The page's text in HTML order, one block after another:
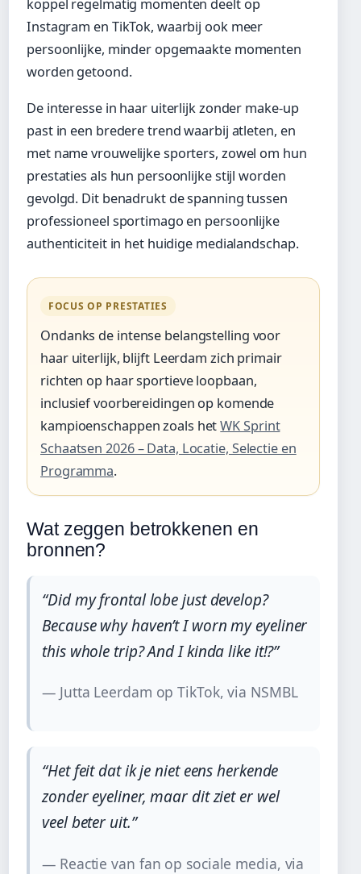
koppel regelmatig momenten deelt op
Instagram en TikTok, waarbij ook meer
persoonlijke, minder opgemaakte momenten
worden getoond.
De interesse in haar uiterlijk zonder make-up
past in een bredere trend waarbij atleten, en
met name vrouwelijke sporters, zowel om hun
prestaties als hun persoonlijke stijl worden
gevolgd. Dit benadrukt de spanning tussen
professioneel sportimago en persoonlijke
authenticiteit in het huidige medialandschap.
FOCUS OP PRESTATIES
Ondanks de intense belangstelling voor
haar uiterlijk, blijft Leerdam zich primair
richten op haar sportieve loopbaan,
inclusief voorbereidingen op komende
kampioenschappen zoals hetWK Sprint
Schaatsen 2026 – Data, Locatie, Selectie en
Programma.
Wat zeggen betrokkenen en
bronnen?
“Did my frontal lobe just develop?
Because why haven’t I worn my eyeliner
this whole trip? And I kinda like it!?”
— Jutta Leerdam op TikTok, via NSMBL
“Het feit dat ik je niet eens herkende
zonder eyeliner, maar dit ziet er wel
veel beter uit.”
— Reactie van fan op sociale media, via